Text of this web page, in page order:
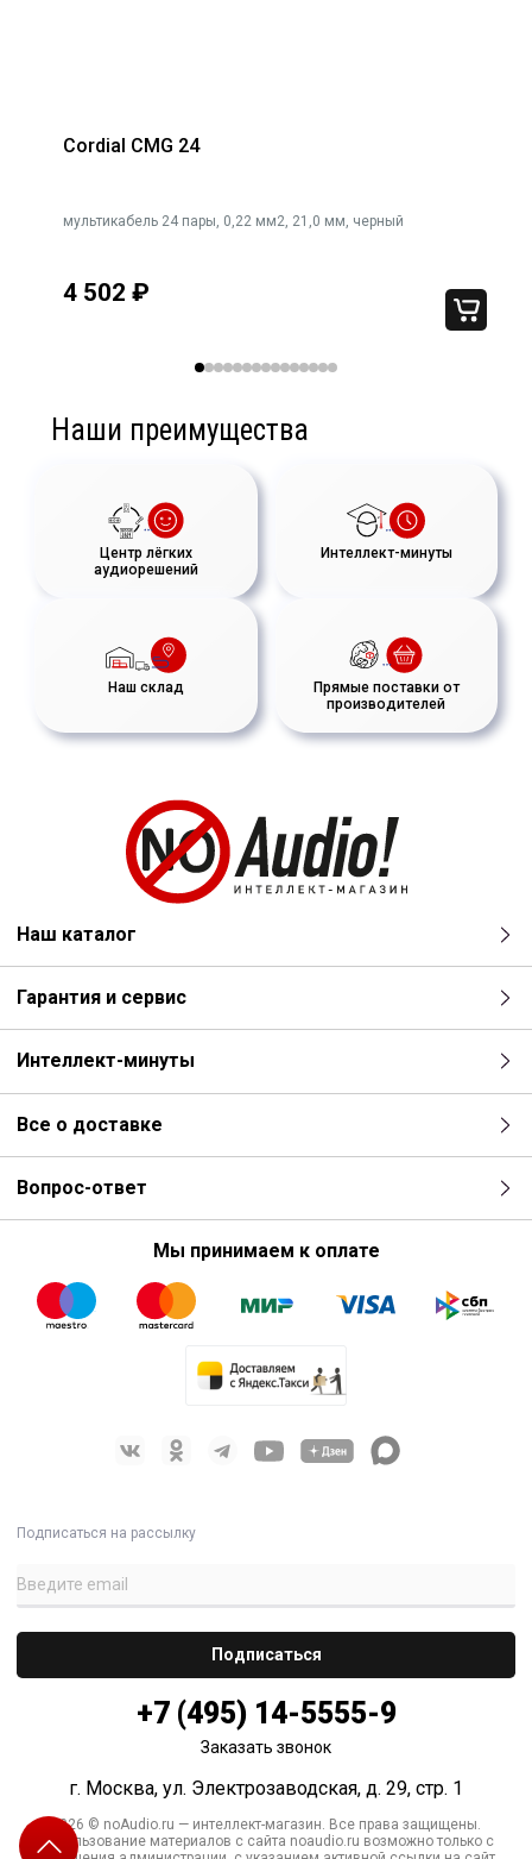
Cordial CMG 24
мультикабель 24 пары, 0,22 мм2, 21,0 мм, черный
4 502 ₽
Наши преимущества
Центр лёгких
аудиорешений
Интеллект-минуты
Наш склад
Прямые поставки от
производителей
Наш каталог
Гарантия и сервис
Интеллект-минуты
Все о доставке
Вопрос-ответ
Мы принимаем к оплате
Подписаться на рассылку
+7 (495) 14-5555-9
Заказать звонок
г. Москва, ул. Электрозаводская, д. 29, стр. 1
2026 © noAudio.ru — интеллект-магазин. Все права защищены.
Использование материалов с сайта noaudio.ru возможно только с